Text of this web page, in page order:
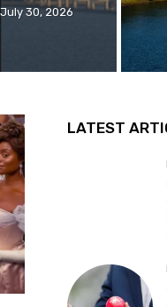
July 30, 2026
LATEST